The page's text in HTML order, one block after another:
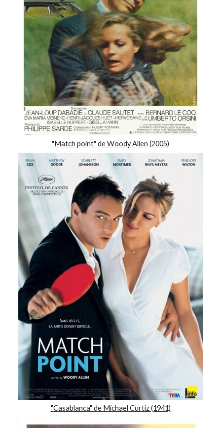
"Match point" de Woody Allen (2005)
"Casablanca" de Michael Curtiz (1941)